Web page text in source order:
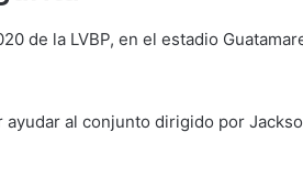
de la LVBP, en el estadio
al conjunto dirigido por